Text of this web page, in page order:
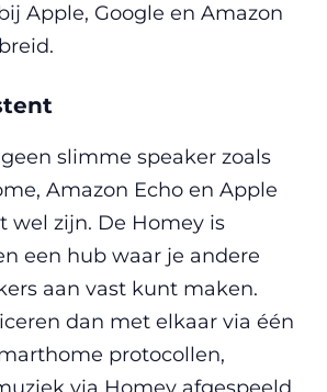
Apple, Google en Amazon
slimme speaker zoals
Amazon Echo en Apple
wel zijn. De Homey is
een hub waar je andere
aan vast kunt maken.
dan met elkaar via één
protocollen,